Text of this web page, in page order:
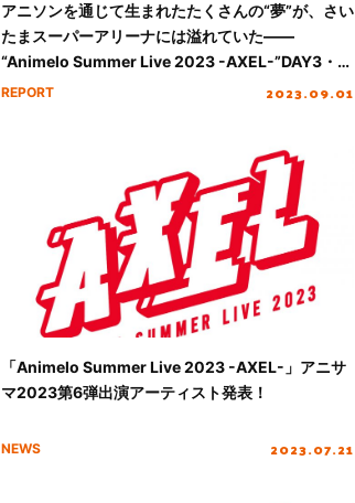
アニソンを通じて生まれたたくさんの“夢”が、さい
たまスーパーアリーナには溢れていた――
“Animelo Summer Live 2023 -AXEL-”DAY3・レ
ポート！
REPORT 2023.09.01
「Animelo Summer Live 2023 -AXEL-」アニサ
マ2023第6弾出演アーティスト発表！
NEWS 2023.07.21